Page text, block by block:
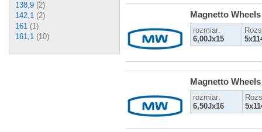
138,9 (2)
142,1 (2)
161 (1)
161,1 (10)
Magnetto
rozmiar:
6,00Jx15
Magnetto
rozmiar:
6,50Jx16